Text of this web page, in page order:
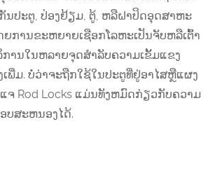
ນປະຕູ, ປ່ອງຢ້ຽມ, ຕູ້, ຫລືຝາປິດອຸດສາຫະ
ຍການຂະຫຍາຍເຊືອກໂລຫະເປັນຈັບຫລືເຕົ້າ
ານໃນຫລາຍຈຸດສໍາລັບຄວາມເຂັ້ມແຂງ
ພີ່ມ. ບໍ່ວ່າຈະຖືກໃຊ້ໃນປະຕູທີ່ຢູ່ອາໄສຫຼືແຜງ
ຈ Rod Locks ແມ່ນທັງຫມົດກ່ຽວກັບຄວາມ
ບສະຫນອງໄດ້.